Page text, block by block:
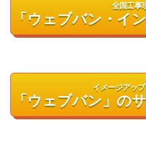
全国工事
「ウェブバン・イ
イメージアッ
「ウェブバン」の